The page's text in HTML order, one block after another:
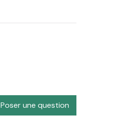
Poser une question